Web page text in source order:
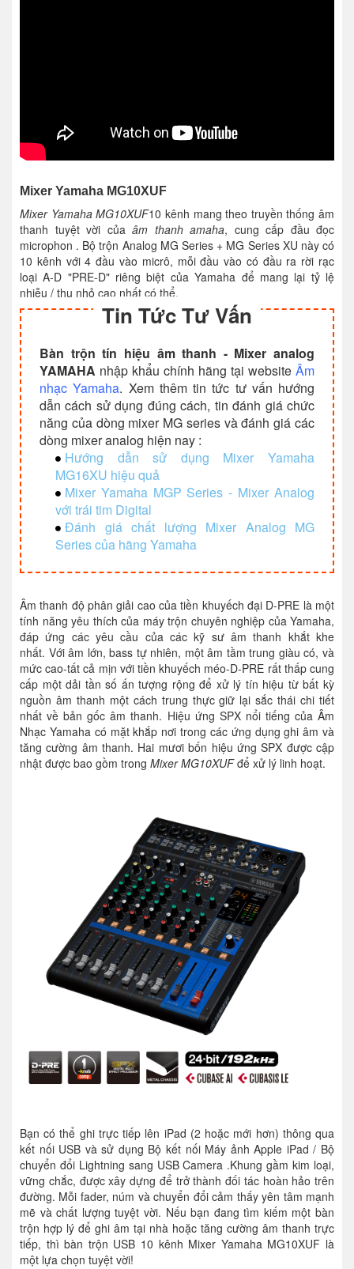
LINE
- -
LINE
9/10
MG10XUF đầu vào
Output
Terminals
Actual
Source
Impedance
For Use
With
Nominal
Output Level
Nominal
Max.
before
clip
STEREO
OUT [L, R]
75Ω
600Ω
Lines
(1.228
+24
dBu
(12.28
XLR-3-
Phone
jack
*4
MONITOR
OUT [L, R]
FX SEND
150Ω
Lines
(1.228
+20
(7.750
Phone
*4
Phones
3 mW
100
100
mW
phone
Mixer Yamaha MG10XUF
Mixer Yamaha MG10XUF10 kênh mang theo truyền thống âm
thanh tuyệt vời của âm thanh amaha, cung cấp đầu đọc
microphon . Bộ trộn Analog MG Series + MG Series XU này có
10 kênh với 4 đầu vào micrô, mỗi đầu vào có đầu ra rời rạc
loại A-D "PRE-D" riêng biệt của Yamaha để mang lại tỷ lệ
nhiễu / thu nhỏ cao nhất có thể.
Tin Tức Tư Vấn
Bàn trộn tín hiệu âm thanh - Mixer analog
YAMAHA nhập khẩu chính hãng tại website Âm
nhạc Yamaha. Xem thêm tin tức tư vấn hướng
dẫn cách sử dụng đúng cách, tin đánh giá chức
năng của dòng mixer MG series và đánh giá các
dòng mixer analog hiện nay :
Hướng dẫn sử dụng Mixer Yamaha
MG16XU hiệu quả
Mixer Yamaha MGP Series - Mixer Analog
với trái tim Digital
Đánh giá chất lượng Mixer Analog MG
Series của hãng Yamaha
Âm thanh độ phân giải cao của tiền khuyếch đại D-PRE là một
tính năng yêu thích của máy trộn chuyên nghiệp của Yamaha,
đáp ứng các yêu cầu của các kỹ sư âm thanh khắt khe
nhất. Với âm lớn, bass tự nhiên, một âm tầm trung giàu có, và
mức cao-tất cả mịn với tiền khuyếch méo-D-PRE rất thấp cung
cấp một dải tần số ấn tượng rộng để xử lý tín hiệu từ bất kỳ
nguồn âm thanh một cách trung thực giữ lại sắc thái chi tiết
nhất về bản gốc âm thanh. Hiệu ứng SPX nổi tiếng của Âm
Nhạc Yamaha có mặt khắp nơi trong các ứng dụng ghi âm và
tăng cường âm thanh. Hai mươi bốn hiệu ứng SPX được cập
nhật được bao gồm trong Mixer MG10XUFđể xử lý linh hoạt.
Bạn có thể ghi trực tiếp lên iPad (2 hoặc mới hơn) thông qua
kết nối USB và sử dụng Bộ kết nối Máy ảnh Apple iPad / Bộ
chuyển đổi Lightning sang USB Camera .Khung gầm kim loại,
vững chắc, được xây dựng để trở thành đối tác hoàn hảo trên
đường. Mỗi fader, núm và chuyển đổi cảm thấy yên tâm mạnh
mẽ và chất lượng tuyệt vời. Nếu bạn đang tìm kiếm một bàn
trộn hợp lý để ghi âm tại nhà hoặc tăng cường âm thanh trực
tiếp, thì bàn trộn USB 10 kênh Mixer Yamaha MG10XUF là
một lựa chọn tuyệt vời!